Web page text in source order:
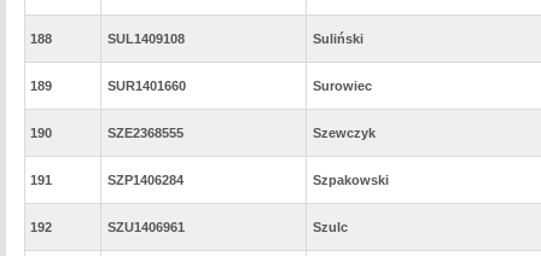
188 SUL1409108 Suliński
189 SUR1401660 Surowiec
190 SZE2368555 Szewczyk
191 SZP1406284 Szpakowski
192 SZU1406961 Szulc